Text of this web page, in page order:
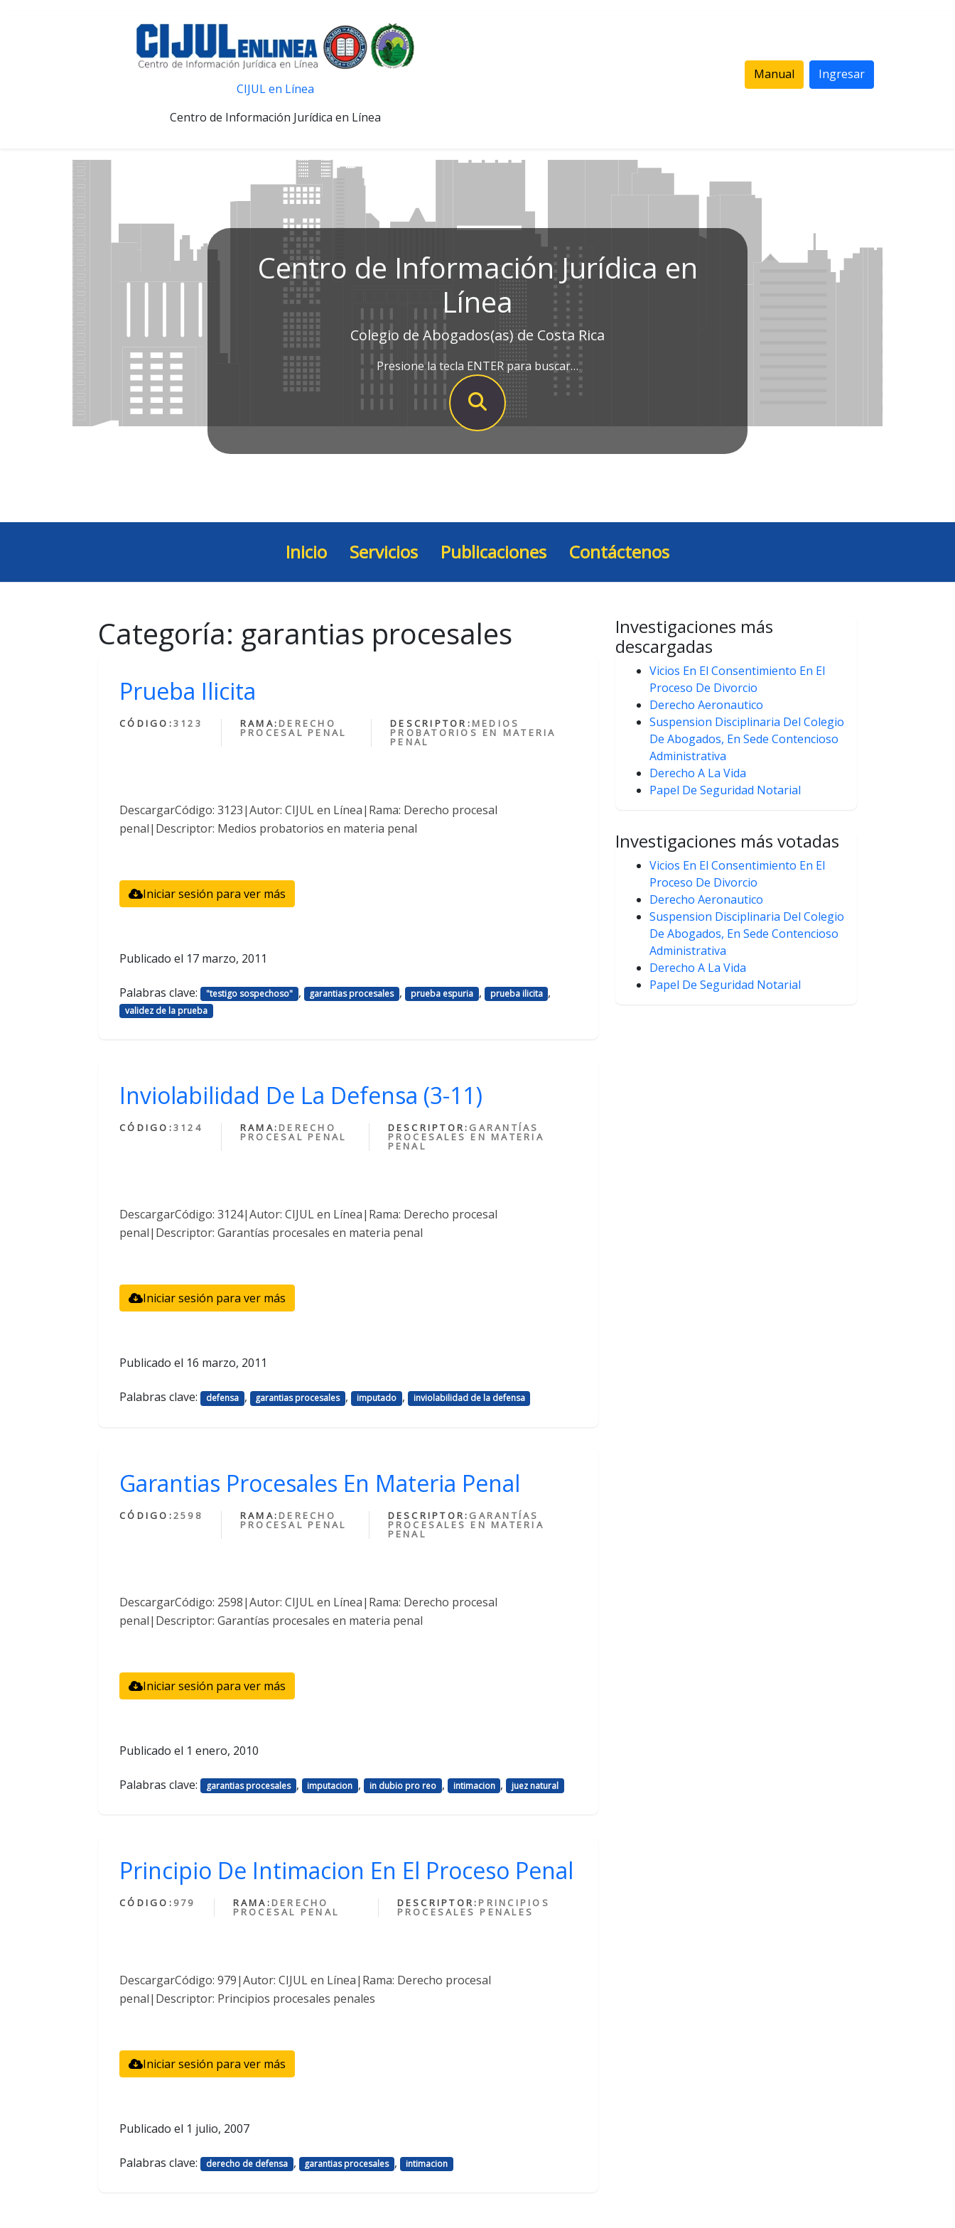
CIJUL en Línea
Centro de Información Jurídica en Línea
Manual Ingresar
Centro de Información Jurídica en
Línea
Colegio de Abogados(as) de Costa Rica
Presione la tecla ENTER para buscar…
Inicio Servicios Publicaciones Contáctenos
Categoría: garantias procesales
Prueba Ilicita
CÓDIGO:3123 RAMA: DERECHO
PROCESAL PENAL
DESCRIPTOR: MEDIOS
PROBATORIOS EN MATERIA
PENAL
DescargarCódigo: 3123|Autor: CIJUL en Línea|Rama: Derecho procesal
penal|Descriptor: Medios probatorios en materia penal
Iniciar sesión para ver más
Publicado el 17 marzo, 2011
Palabras clave: "testigo sospechoso" , garantias procesales , prueba espuria , prueba ilicita ,
validez de la prueba
Inviolabilidad De La Defensa (3-11)
CÓDIGO:3124 RAMA: DERECHO
PROCESAL PENAL
DESCRIPTOR: GARANTÍAS
PROCESALES EN MATERIA
PENAL
DescargarCódigo: 3124|Autor: CIJUL en Línea|Rama: Derecho procesal
penal|Descriptor: Garantías procesales en materia penal
Iniciar sesión para ver más
Publicado el 16 marzo, 2011
Palabras clave: defensa , garantias procesales , imputado , inviolabilidad de la defensa
Garantias Procesales En Materia Penal
CÓDIGO:2598 RAMA: DERECHO
PROCESAL PENAL
DESCRIPTOR: GARANTÍAS
PROCESALES EN MATERIA
PENAL
DescargarCódigo: 2598|Autor: CIJUL en Línea|Rama: Derecho procesal
penal|Descriptor: Garantías procesales en materia penal
Iniciar sesión para ver más
Publicado el 1 enero, 2010
Palabras clave: garantias procesales , imputacion , in dubio pro reo , intimacion , juez natural
Principio De Intimacion En El Proceso Penal
CÓDIGO: 979 RAMA: DERECHO
PROCESAL PENAL
DESCRIPTOR: PRINCIPIOS
PROCESALES PENALES
DescargarCódigo: 979|Autor: CIJUL en Línea|Rama: Derecho procesal
penal|Descriptor: Principios procesales penales
Iniciar sesión para ver más
Publicado el 1 julio, 2007
Palabras clave: derecho de defensa , garantias procesales , intimacion
Investigaciones más
descargadas
Vicios En El Consentimiento En El
Proceso De Divorcio
Derecho Aeronautico
Suspension Disciplinaria Del Colegio
De Abogados, En Sede Contencioso
Administrativa
Derecho A La Vida
Papel De Seguridad Notarial
Investigaciones más votadas
Vicios En El Consentimiento En El
Proceso De Divorcio
Derecho Aeronautico
Suspension Disciplinaria Del Colegio
De Abogados, En Sede Contencioso
Administrativa
Derecho A La Vida
Papel De Seguridad Notarial